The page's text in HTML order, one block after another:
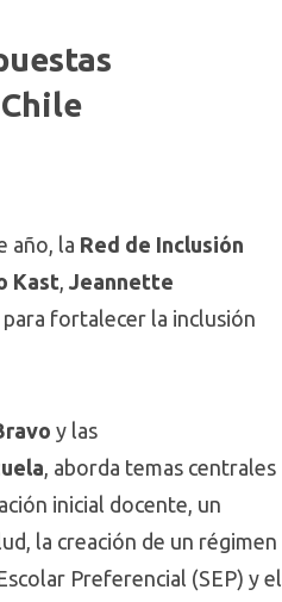
año, la Red de Inclusión
Kast, Jeannette
fortalecer la inclusión
y las
, aborda temas centrales
inicial docente, un
la creación de un régimen
Preferencial (SEP) y el